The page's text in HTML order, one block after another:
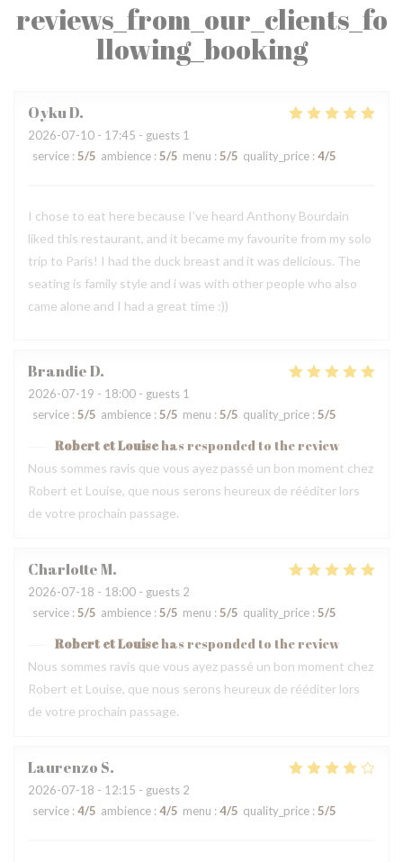
reviews_from_our_clients_fo
llowing_booking
OykuD
2026-07-10 - 17:45 - guests 1
service : 5/5 ambience : 5/5 menu : 5/5 quality_price : 4/5
I chose to eat here because I’ve heard Anthony Bourdain
liked this restaurant, and it became my favourite from my solo
trip to Paris! I had the duck breast and it was delicious. The
seating is family style and i was with other people who also
came alone and I had a great time :))
BrandieD
2026-07-19 - 18:00 - guests 1
service : 5/5 ambience : 5/5 menu : 5/5 quality_price : 5/5
Robert et Louisehas responded to the review
Nous sommes ravis que vous ayez passé un bon moment chez
Robert et Louise, que nous serons heureux de rééditer lors
de votre prochain passage.
CharlotteM
2026-07-18 - 18:00 - guests 2
service : 5/5 ambience : 5/5 menu : 5/5 quality_price : 5/5
Robert et Louisehas responded to the review
Nous sommes ravis que vous ayez passé un bon moment chez
Robert et Louise, que nous serons heureux de rééditer lors
de votre prochain passage.
Laurenzo S
2026-07-18 - 12:15 - guests 2
service : 4/5 ambience : 4/5 menu : 4/5 quality_price : 5/5